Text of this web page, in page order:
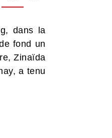
dans la
fond un
Zinaïda
a tenu